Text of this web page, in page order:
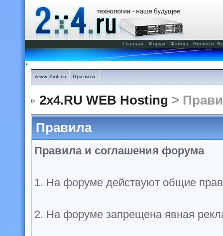
Главная Форум Файлы Новости
www.2x4.ru Правила
2x4.RU WEB Hosting >
Правила
Правила и соглашения форума
1. На форуме действуют общие
2. На форуме запрещена явная